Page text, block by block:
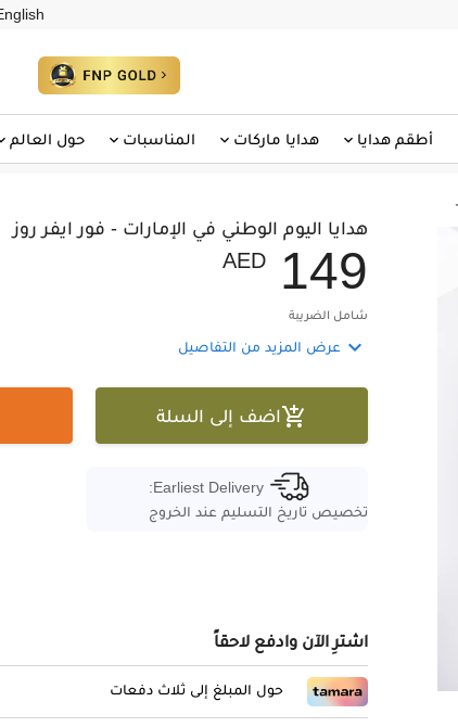
أطقم هدايا هدايا ماركات المناسبات حول العالم
هدايا اليوم الوطني في الإمارات - فور ايفر روز
AED 149
شامل الضريبة
 عرض المزيد من التفاصيل
اضف إلى السلة
Earliest Delivery:
تخصيص تاريخ التسليم عند الخروج
اشترِ الآن وادفع لاحقاً
حول المبلغ إلى ثلاث دفعات